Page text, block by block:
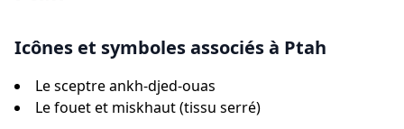
Icônes et symboles associés à Ptah
Le sceptre ankh-djed-ouas
Le fouet et miskhaut (tissu serré)